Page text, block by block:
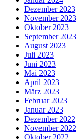
Dezember 2023
November 2023
Oktober 2023
September 2023
August 2023
Juli 2023
Juni 2023
Mai 2023
April 2023
März 2023
Februar 2023
Januar 2023
Dezember 2022
November 2022